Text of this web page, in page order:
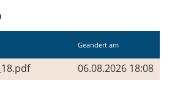
Geändert am
06.08.2026 18:08